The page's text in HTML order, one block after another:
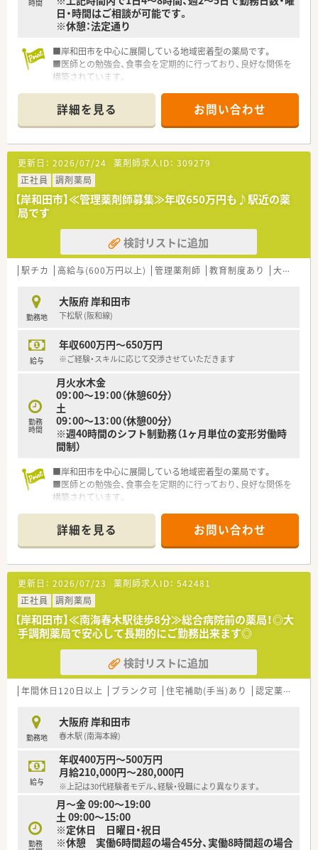
時間
日・時間はご相談が可能です。
※休憩：法定通り
■岸和田市を中心に展開している地域密着型の薬局です。
■医師との勉強会、食事会を定期的に行っており、良好な関係を
構築されています。
だけます。
■独立開業支援も行っていらっしゃいます。
詳細を見る お問い合わせ
更新日： 2026/07/24 薬剤師求人ID： 309279
正社員
調剤薬局
【岸和田市】≪管理薬剤師募集≫年収650万円も♪駅近の薬
局です
検討リストに追加
駅チカ 高給与(600万円以上) 管理薬剤師 教育制度あり 大手チェーン以外
勤務地
大阪府 岸和田市
下松駅 (阪和線)
給与
年収600万円～650万円
※ご経験・スキルに応じて交渉させていただきます
勤務
時間
月火水木金
09：00～19：00（休憩60分）
土
09：00～13：00（休憩00分）
※週40時間のシフト制勤務（1ヶ月単位の変形労働時
間制）
■岸和田市を中心に展開している地域密着型の薬局です。
■医師との勉強会、食事会を定期的に行っており、良好な関係を
構築されています。
だけます。
■独立開業支援も行っていらっしゃいます。
詳細を見る お問い合わせ
更新日： 2026/07/23 薬剤師求人ID： 542481
正社員
調剤薬局
【岸和田市】≪南海春木駅徒歩8分≫総合病院前の薬局！◎大
手調剤薬局で安心して長期的にご勤務出来ます◎
検討リストに追加
年間休日120日以上 ブランク可 住宅補助(手当)あり 認定薬剤師取得支援あり
勤務地
大阪府 岸和田市
春木駅 (南海本線)
給与
年収400万円～500万円
月給210,000円～280,000円
※上記は30代経験者モデル、経験・役職により異なります。
勤務
月～金 09:00～19:00
土 09:00～15:00
※定休日 日曜日・祝日
※休憩 実働6時間超の場合45分、実働8時間超の場合